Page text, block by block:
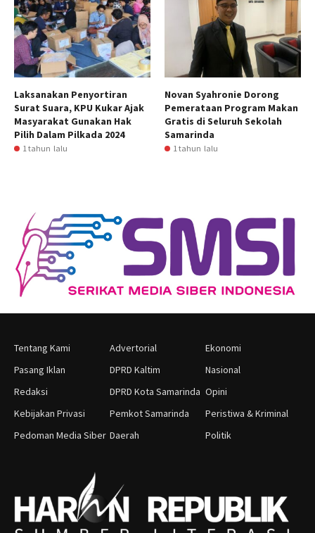
Laksanakan Penyortiran
Surat Suara, KPU Kukar Ajak
Masyarakat Gunakan Hak
Pilih Dalam Pilkada 2024
1 tahun lalu
Novan Syahronie Dorong
Pemerataan Program Makan
Gratis di Seluruh Sekolah
Samarinda
1 tahun lalu
Tentang Kami
Pasang Iklan
Redaksi
Kebijakan Privasi
Pedoman Media Siber
Advertorial
DPRD Kaltim
DPRD Kota Samarinda
Pemkot Samarinda
Daerah
Ekonomi
Nasional
Opini
Peristiwa & Kriminal
Politik